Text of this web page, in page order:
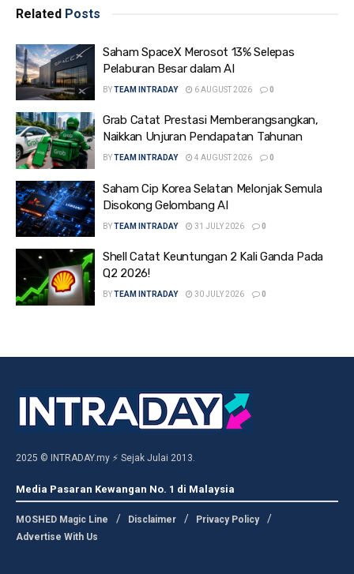
Related Posts
Saham SpaceX Merosot 13% Selepas
Pelaburan Besar dalam AI
BYTEAM INTRADAY 6 AUGUST 2026 0
Grab Catat Prestasi Memberangsangkan,
Naikkan Unjuran Pendapatan Tahunan
BYTEAM INTRADAY 4 AUGUST 2026 0
Saham Cip Korea Selatan Melonjak Semula
Disokong Gelombang AI
BYTEAM INTRADAY 31 JULY 2026 0
Shell Catat Keuntungan 2 Kali Ganda Pada
Q2 2026!
BYTEAM INTRADAY 30 JULY 2026 0
2025 © INTRADAY.my ⚡ Sejak Julai 2013.
Media Pasaran Kewangan No. 1 di Malaysia
MOSHED Magic Line Disclaimer
Privacy Policy
Advertise With Us